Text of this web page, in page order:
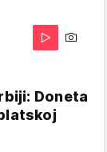
Doneta